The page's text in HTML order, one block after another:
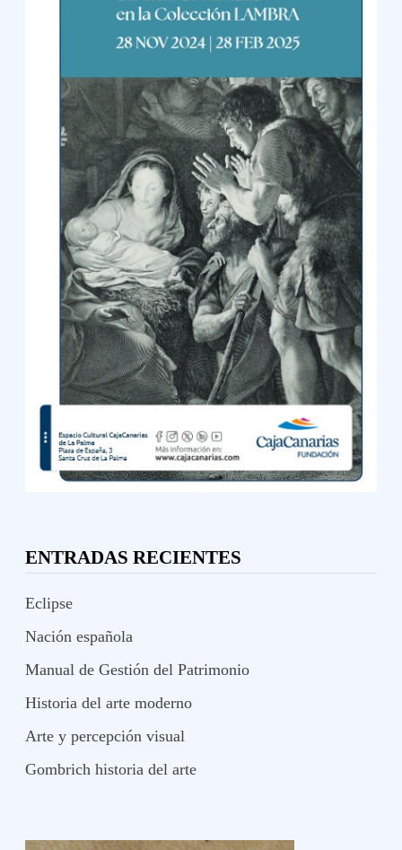
ENTRADAS RECIENTES
Eclipse
Nación española
Manual de Gestión del Patrimonio
Historia del arte moderno
Arte y percepción visual
Gombrich historia del arte